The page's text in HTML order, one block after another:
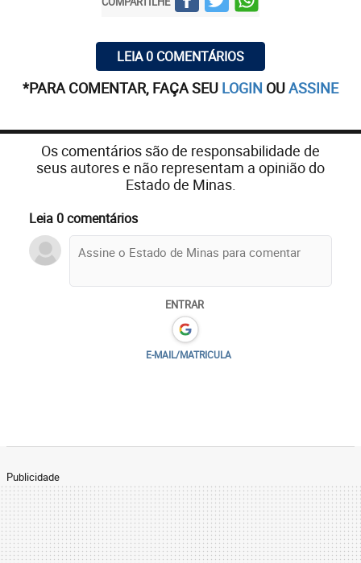
LEIA 0 COMENTÁRIOS
*PARA COMENTAR, FAÇA SEU LOGIN OUASSINE
Os comentários são de responsabilidade de
seus autores e não representam a opinião do
Estado de Minas.
Leia 0 comentários
ENTRAR
E-MAIL/MATRICULA
Publicidade